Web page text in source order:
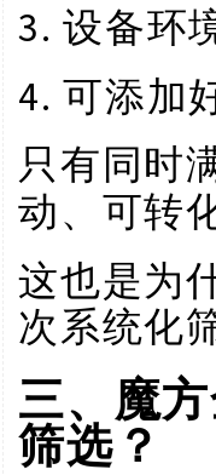
3.设备环
4.可添加
只有同时
动、可转
这也是为
次系统化
三、魔
筛选？